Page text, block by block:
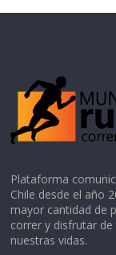
Plataforma
Chile desde el año
mayor cantidad de
correr y disfrutar
nuestras vidas.